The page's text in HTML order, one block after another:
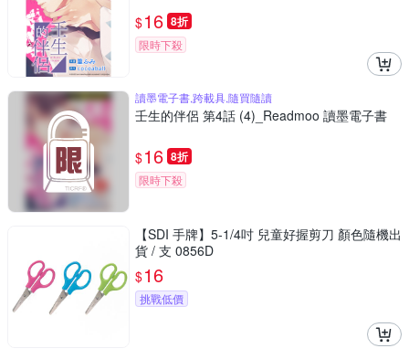
$16 8折
限時下殺
讀墨電子書,跨載具,隨買隨讀
壬生的伴侶 第4話 (4)_Readmoo 讀墨電子書
$16 8折
限時下殺
【SDI 手牌】5-1/4吋 兒童好握剪刀 顏色隨機出
貨 / 支 0856D
$16
挑戰低價